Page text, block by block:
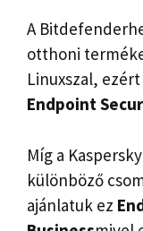
A
otthoni
Linuxszal,
Endpoint
Míg a
különböző
ajánlatuk ez